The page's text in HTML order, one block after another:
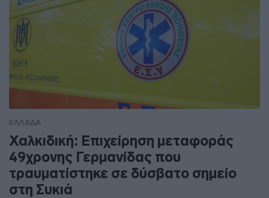
ΕΛΛΑΔΑ
Χαλκιδική: Επιχείρηση μεταφοράς
49χρονης Γερμανίδας που
τραυματίστηκε σε δύσβατο σημείο
στη Συκιά